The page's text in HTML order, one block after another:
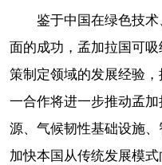
鉴于中国在绿色技
面的成功，孟加拉国可
策制定领域的发展经验
一合作将进一步推动孟
源、气候韧性基础设施
加快本国从传统发展模